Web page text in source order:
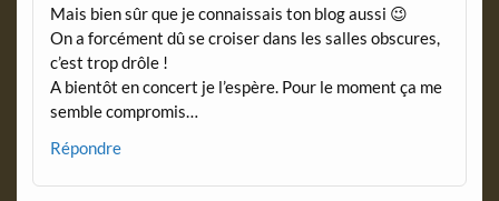
Mais bien sûr que je connaissais ton blog aussi 😉
On a forcément dû se croiser dans les salles obscures,
c’est trop drôle !
A bientôt en concert je l’espère. Pour le moment ça me
semble compromis…
Répondre